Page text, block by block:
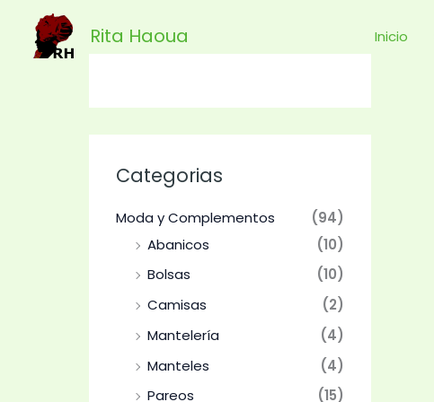
contenido
Rita Haoua Inicio
Categorias
Moda y Complementos
(94)
Abanicos
(10)
Bolsas
(10)
Camisas
(2)
Mantelería
(4)
Manteles
(4)
Pareos
(15)